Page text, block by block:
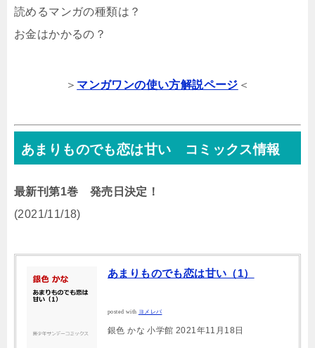
読めるマンガの種類は？
お金はかかるの？
＞ マンガワンの使い方解説ページ ＜
あまりものでも恋は甘い コミックス情報
最新刊第1巻 発売日決定！
(2021/11/18)
あまりものでも恋は甘い（1）
posted with ヨメレバ
銀色 かな 小学館 2021年11月18日